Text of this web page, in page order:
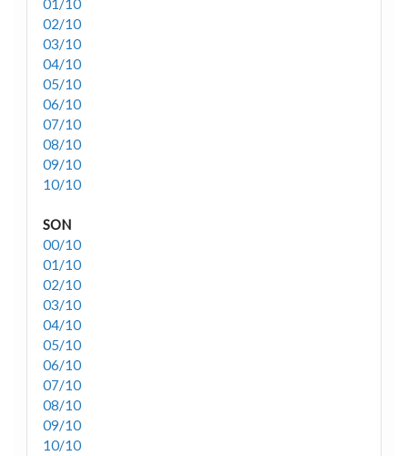
01/10
02/10
03/10
04/10
05/10
06/10
07/10
08/10
09/10
10/10
SON
00/10
01/10
02/10
03/10
04/10
05/10
06/10
07/10
08/10
09/10
10/10